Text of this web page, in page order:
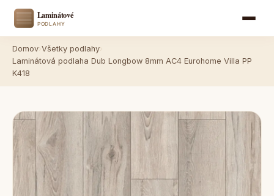
Domov Všetky podlahy
Laminátová podlaha Dub Longbow 8mm AC4 Eurohome Villa PP
K418